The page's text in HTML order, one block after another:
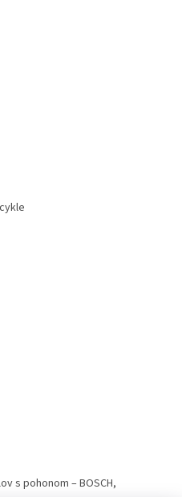
s pohonom – BOSCH,